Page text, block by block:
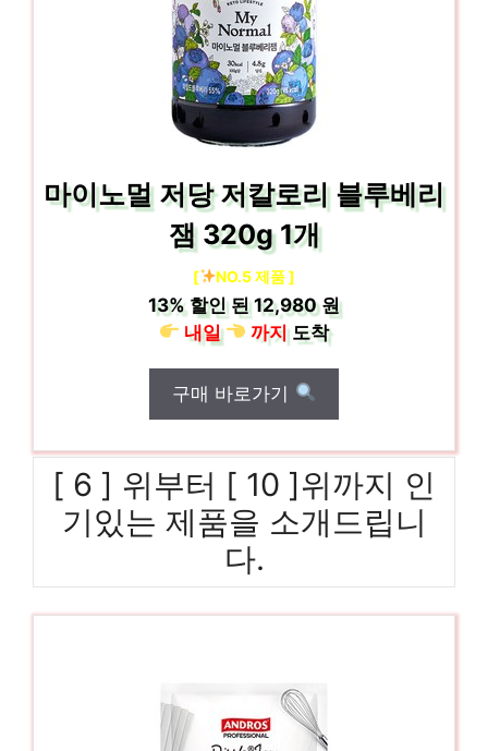
마이노멀 저당 저칼로리 블루베리
잼 320g 1개
[ NO.5 제품 ]
13% 할인 된12,980 원
내일
까지도착
구매 바로가기
[ 6 ] 위부터 [ 10 ]위까지 인
기있는 제품을 소개드립니
다.